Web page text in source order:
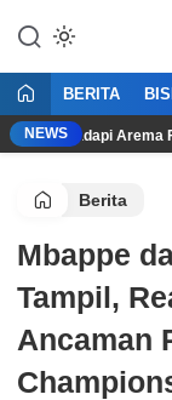
BERITA
NEWS
Hadapi Arema FC
Berita
Mbappe
Tampil,
Ancaman